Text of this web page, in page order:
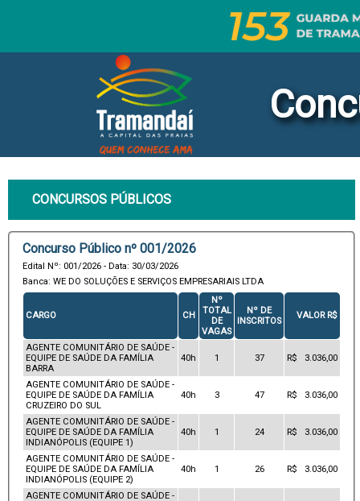
CONCURSOS PÚBLICOS
Concurso Público nº 001/2026
Edital Nº: 001/2026 - Data: 30/03/2026
Banca: WE DO SOLUÇÕES E SERVIÇOS EMPRESARIAIS LTDA
CARGO CH
Nº
TOTAL
DE
VAGAS
Nº DE
INSCRITOS
VALOR R$
AGENTE COMUNITÁRIO DE SAÚDE -
EQUIPE DE SAÚDE DA FAMÍLIA
BARRA
40h 1 37 R$ 3.036,00
AGENTE COMUNITÁRIO DE SAÚDE -
EQUIPE DE SAÚDE DA FAMÍLIA
CRUZEIRO DO SUL
40h 3 47 R$ 3.036,00
AGENTE COMUNITÁRIO DE SAÚDE -
EQUIPE DE SAÚDE DA FAMÍLIA
INDIANÓPOLIS (EQUIPE 1)
40h 1 24 R$ 3.036,00
AGENTE COMUNITÁRIO DE SAÚDE -
EQUIPE DE SAÚDE DA FAMÍLIA
INDIANÓPOLIS (EQUIPE 2)
40h 1 26 R$ 3.036,00
AGENTE COMUNITÁRIO DE SAÚDE -